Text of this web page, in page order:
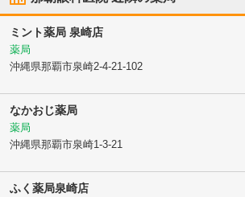
ミント薬局 泉崎店
薬局
沖縄県那覇市泉崎2-4-21-102
なかおじ薬局
薬局
沖縄県那覇市泉崎1-3-21
ふく薬局泉崎店